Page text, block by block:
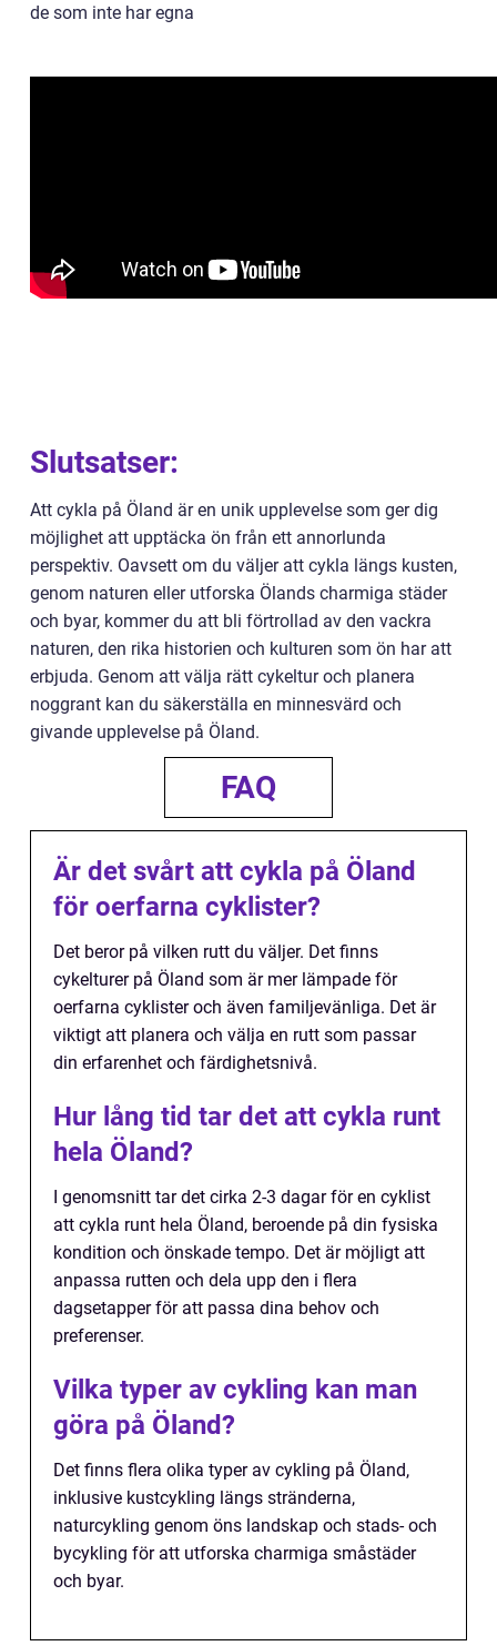
de som inte har egna
Slutsatser:
Att cykla på Öland är en unik upplevelse som ger dig
möjlighet att upptäcka ön från ett annorlunda
perspektiv. Oavsett om du väljer att cykla längs kusten,
genom naturen eller utforska Ölands charmiga städer
och byar, kommer du att bli förtrollad av den vackra
naturen, den rika historien och kulturen som ön har att
erbjuda. Genom att välja rätt cykeltur och planera
noggrant kan du säkerställa en minnesvärd och
givande upplevelse på Öland.
FAQ
Är det svårt att cykla på Öland
för oerfarna cyklister?
Det beror på vilken rutt du väljer. Det finns
cykelturer på Öland som är mer lämpade för
oerfarna cyklister och även familjevänliga. Det är
viktigt att planera och välja en rutt som passar
din erfarenhet och färdighetsnivå.
Hur lång tid tar det att cykla runt
hela Öland?
I genomsnitt tar det cirka 2-3 dagar för en cyklist
att cykla runt hela Öland, beroende på din fysiska
kondition och önskade tempo. Det är möjligt att
anpassa rutten och dela upp den i flera
dagsetapper för att passa dina behov och
preferenser.
Vilka typer av cykling kan man
göra på Öland?
Det finns flera olika typer av cykling på Öland,
inklusive kustcykling längs stränderna,
naturcykling genom öns landskap och stads- och
bycykling för att utforska charmiga småstäder
och byar.